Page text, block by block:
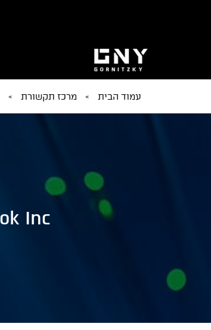
עמוד הבית » מרכז תקשורת »